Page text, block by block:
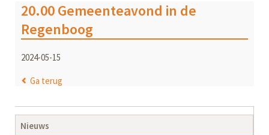
20.00 Gemeenteavond in de
Regenboog
2024-05-15
Ga terug
Navigatie
overslaan
Nieuws